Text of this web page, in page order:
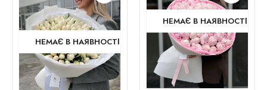
НЕМАЄ В НАЯВНОСТІ
НЕМАЄ В НАЯВНОСТІ